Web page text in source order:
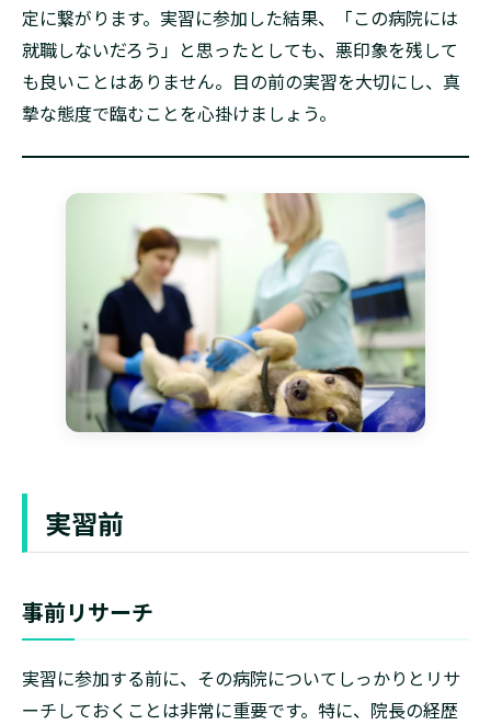
定に繋がります。実習に参加した結果、「この病院には
就職しないだろう」と思ったとしても、悪印象を残して
も良いことはありません。目の前の実習を大切にし、真
摯な態度で臨むことを心掛けましょう。
実習前
事前リサーチ
実習に参加する前に、その病院についてしっかりとリサ
ーチしておくことは非常に重要です。特に、院長の経歴